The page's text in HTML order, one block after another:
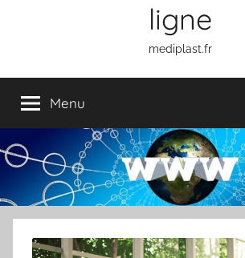
ligne
mediplast.fr
Menu